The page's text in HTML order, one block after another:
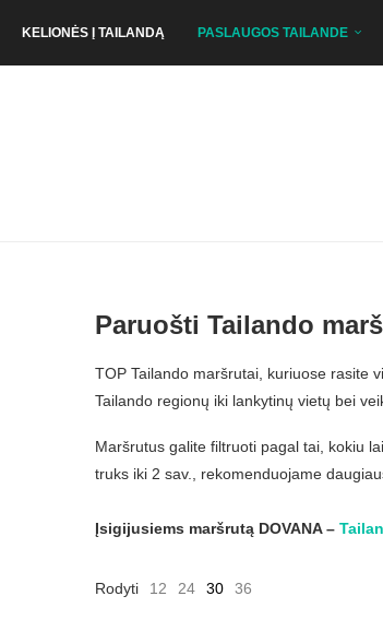
KELIONĖS Į TAILANDĄ PASLAUGOS TAILANDE
Paruošti Tailando
TOP Tailando maršrutai, kuriuose rasite
Tailando regionų iki lankytinų vietų bei
Maršrutus galite filtruoti pagal tai, kokiu
truks iki 2 sav., rekomenduojame
Įsigijusiems maršrutą DOVANA –
Rodyti 12 24 30 36